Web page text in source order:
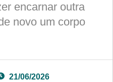
encarnar outra
novo um corpo
21/06/2026